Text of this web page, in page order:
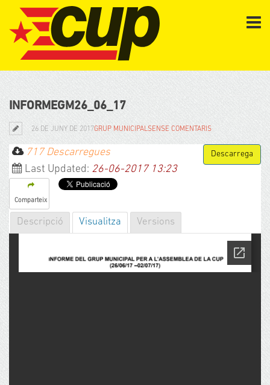
INFORMEGM26_06_17
26 DE JUNY DE 2017GRUP MUNICIPALSENSE COMENTARIS
717 Descarregues
Last Updated: 26-06-2017 13:23
Comparteix
Descripció Visualitza Versions